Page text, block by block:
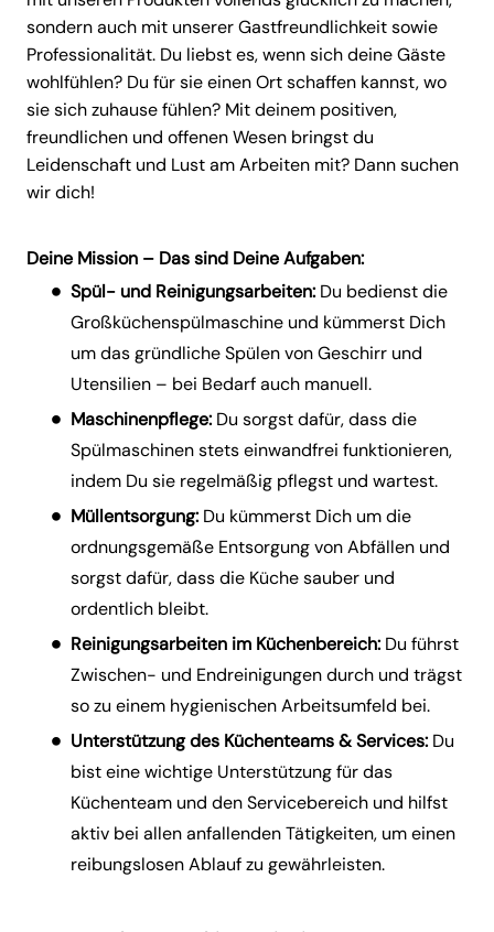
sondern auch mit unserer Gastfreundlichkeit sowie
Professionalität. Du liebst es, wenn sich deine Gäste
wohlfühlen? Du für sie einen Ort schaffen kannst, wo
sie sich zuhause fühlen? Mit deinem positiven,
freundlichen und offenen Wesen bringst du
Leidenschaft und Lust am Arbeiten mit? Dann suchen
wir dich!
Deine Mission – Das sind Deine Aufgaben:
Spül- und Reinigungsarbeiten: Du bedienst die
Großküchenspülmaschine und kümmerst Dich
um das gründliche Spülen von Geschirr und
Utensilien – bei Bedarf auch manuell.
Maschinenpflege: Du sorgst dafür, dass die
Spülmaschinen stets einwandfrei funktionieren,
indem Du sie regelmäßig pflegst und wartest.
Müllentsorgung: Du kümmerst Dich um die
ordnungsgemäße Entsorgung von Abfällen und
sorgst dafür, dass die Küche sauber und
ordentlich bleibt.
Reinigungsarbeiten im Küchenbereich: Du führst
Zwischen- und Endreinigungen durch und trägst
so zu einem hygienischen Arbeitsumfeld bei.
Unterstützung des Küchenteams & Services: Du
bist eine wichtige Unterstützung für das
Küchenteam und den Servicebereich und hilfst
aktiv bei allen anfallenden Tätigkeiten, um einen
reibungslosen Ablauf zu gewährleisten.